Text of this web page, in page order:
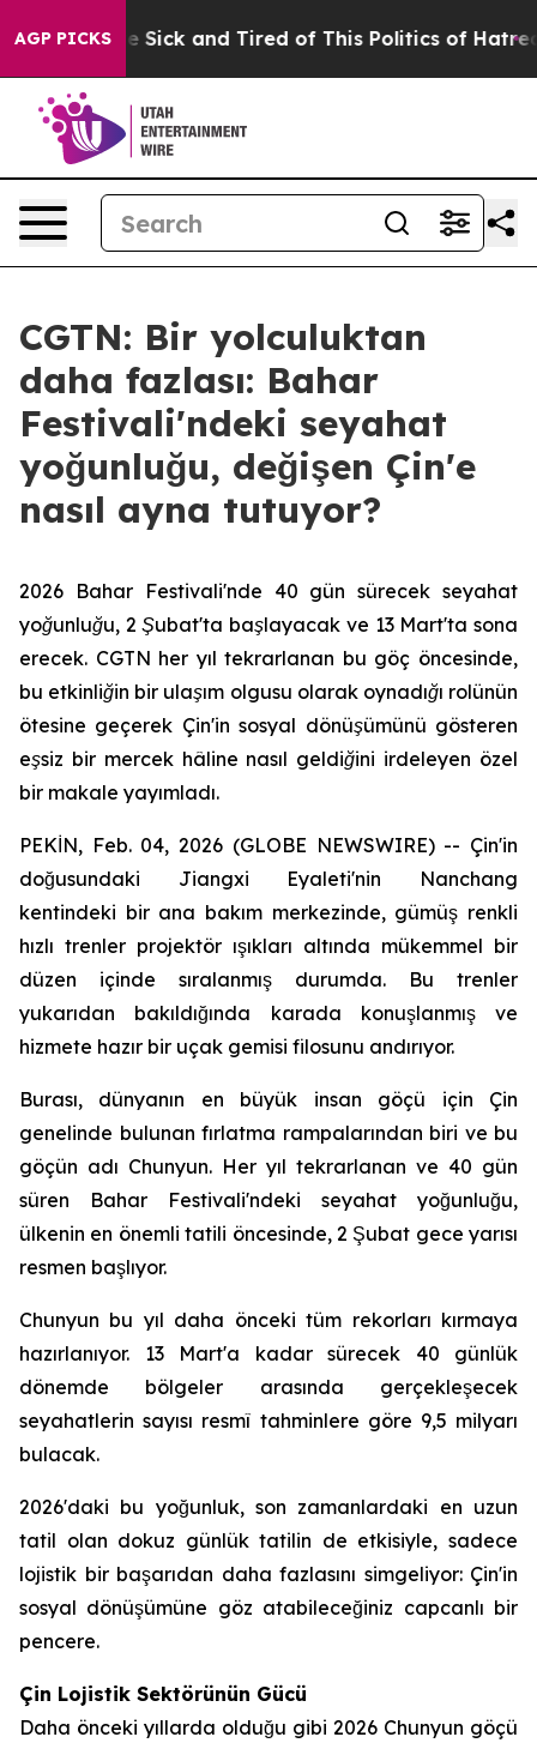
AGP PICKS
Are Sick and Tired of This Politics of Hatred”
CGTN: Bir yolculuktan
daha fazlası: Bahar
Festivali'ndeki seyahat
yoğunluğu, değişen Çin'e
nasıl ayna tutuyor?
2026 Bahar Festivali'nde 40 gün sürecek seyahat
yoğunluğu, 2 Şubat'ta başlayacak ve 13 Mart'ta sona
erecek. CGTN her yıl tekrarlanan bu göç öncesinde,
bu etkinliğin bir ulaşım olgusu olarak oynadığı rolünün
ötesine geçerek Çin'in sosyal dönüşümünü gösteren
eşsiz bir mercek hâline nasıl geldiğini irdeleyen özel
bir makale yayımladı.
PEKİN, Feb. 04, 2026 (GLOBE NEWSWIRE) -- Çin'in
doğusundaki Jiangxi Eyaleti'nin Nanchang
kentindeki bir ana bakım merkezinde, gümüş renkli
hızlı trenler projektör ışıkları altında mükemmel bir
düzen içinde sıralanmış durumda. Bu trenler
yukarıdan bakıldığında karada konuşlanmış ve
hizmete hazır bir uçak gemisi filosunu andırıyor.
Burası, dünyanın en büyük insan göçü için Çin
genelinde bulunan fırlatma rampalarından biri ve bu
göçün adı Chunyun. Her yıl tekrarlanan ve 40 gün
süren Bahar Festivali'ndeki seyahat yoğunluğu,
ülkenin en önemli tatili öncesinde, 2 Şubat gece yarısı
resmen başlıyor.
Chunyun bu yıl daha önceki tüm rekorları kırmaya
hazırlanıyor. 13 Mart'a kadar sürecek 40 günlük
dönemde bölgeler arasında gerçekleşecek
seyahatlerin sayısı resmî tahminlere göre 9,5 milyarı
bulacak.
2026'daki bu yoğunluk, son zamanlardaki en uzun
tatil olan dokuz günlük tatilin de etkisiyle, sadece
lojistik bir başarıdan daha fazlasını simgeliyor: Çin'in
sosyal dönüşümüne göz atabileceğiniz capcanlı bir
pencere.
Çin Lojistik Sektörünün Gücü
Daha önceki yıllarda olduğu gibi 2026 Chunyun göçü